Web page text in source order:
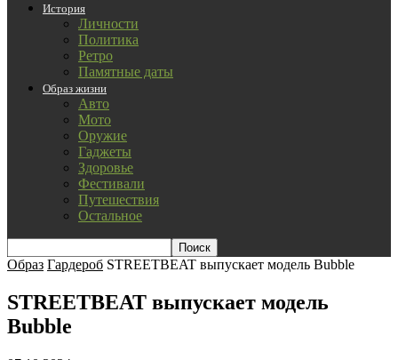
История
Личности
Политика
Ретро
Памятные даты
Образ жизни
Авто
Мото
Оружие
Гаджеты
Здоровье
Фестивали
Путешествия
Остальное
Образ Гардероб STREETBEAT выпускает модель Bubble
STREETBEAT выпускает модель
Bubble